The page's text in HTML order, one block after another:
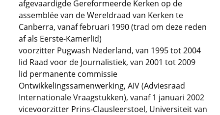
afgevaardigde Gereformeerde Kerken op de
assemblée van de Wereldraad van Kerken te
Canberra, vanaf februari 1990 (trad om deze reden
af als Eerste-Kamerlid)
voorzitter Pugwash Nederland, van 1995 tot 2004
lid Raad voor de Journalistiek, van 2001 tot 2009
lid permanente commissie
Ontwikkelingssamenwerking, AIV (Adviesraad
Internationale Vraagstukken), vanaf 1 januari 2002
vicevoorzitter Prins-Clausleerstoel, Universiteit van